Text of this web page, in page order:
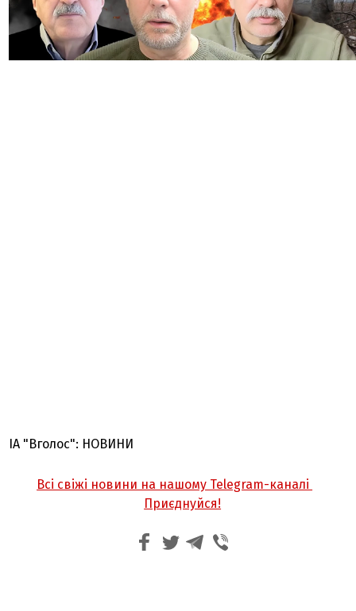
ІА "Вголос": НОВИНИ
Всі свіжі новини на нашому Telegram-каналі
Приєднуйся!